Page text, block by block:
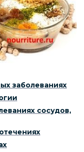
заболеваниях
сосудов,